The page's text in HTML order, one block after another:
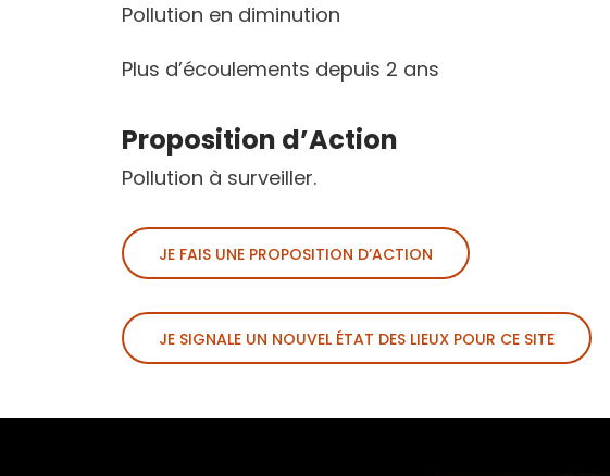
Pollution en diminution
Plus d’écoulements depuis 2 ans
Proposition d’Action
Pollution à surveiller.
JE FAIS UNE PROPOSITION D’ACTION
JE SIGNALE UN NOUVEL ÉTAT DES LIEUX POUR CE SITE